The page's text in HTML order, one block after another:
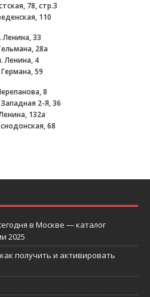
78, стр.3
110
Ленина, 33
28а
Ленина, 4
Германа, 59
8
2-Я, 36
132а
68
в Москве — каталог
2025
получить и активировать